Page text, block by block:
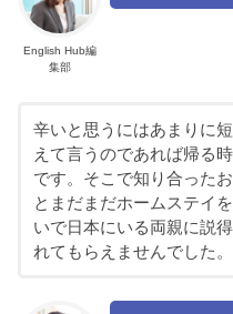
English Hub編
集部
辛いと思うにはあまりに
えて言うのであれば帰る
です。そこで知り合った
とまだまだホームステイ
いで日本にいる両親に説
れてもらえませんでした。